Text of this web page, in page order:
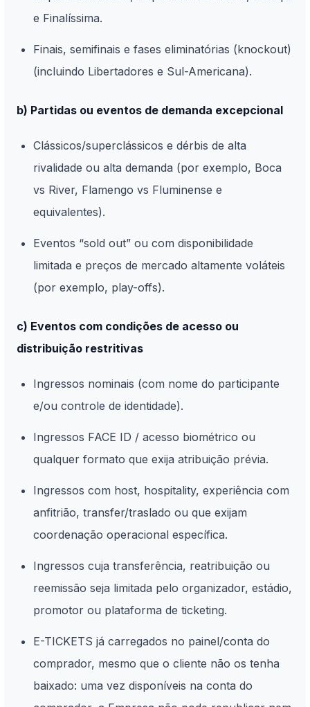
e Finalíssima.
Finais, semifinais e fases eliminatórias (knockout)
(incluindo Libertadores e Sul-Americana).
b) Partidas ou eventos de demanda excepcional
Clássicos/superclássicos e dérbis de alta
rivalidade ou alta demanda (por exemplo, Boca
vs River, Flamengo vs Fluminense e
equivalentes).
Eventos “sold out” ou com disponibilidade
limitada e preços de mercado altamente voláteis
(por exemplo, play-offs).
c) Eventos com condições de acesso ou
distribuição restritivas
Ingressos nominais (com nome do participante
e/ou controle de identidade).
Ingressos FACE ID / acesso biométrico ou
qualquer formato que exija atribuição prévia.
Ingressos com host, hospitality, experiência com
anfitrião, transfer/traslado ou que exijam
coordenação operacional específica.
Ingressos cuja transferência, reatribuição ou
reemissão seja limitada pelo organizador, estádio,
promotor ou plataforma de ticketing.
E-TICKETS já carregados no painel/conta do
comprador, mesmo que o cliente não os tenha
baixado: uma vez disponíveis na conta do